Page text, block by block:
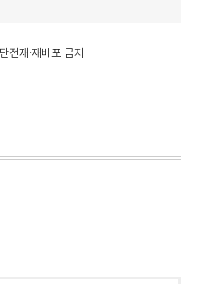
재·재배포 금지